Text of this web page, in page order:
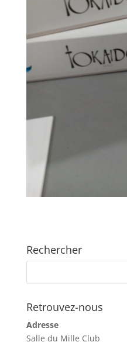
Rechercher
Retrouvez-nous
Adresse
Salle du Mille Club